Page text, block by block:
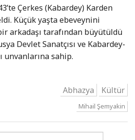
Çerkes (Kabardey) Karden
Küçük yaşta ebeveynini
arkadaşı tarafından büyütüldü
Devlet Sanatçısı ve Kabardey-
unvanlarına sahip.
Abhazya
Kültür
Mihail Şemyakin